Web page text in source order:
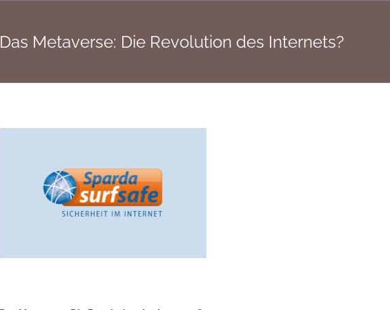
Das Metaverse: Die Revolution des Internets?